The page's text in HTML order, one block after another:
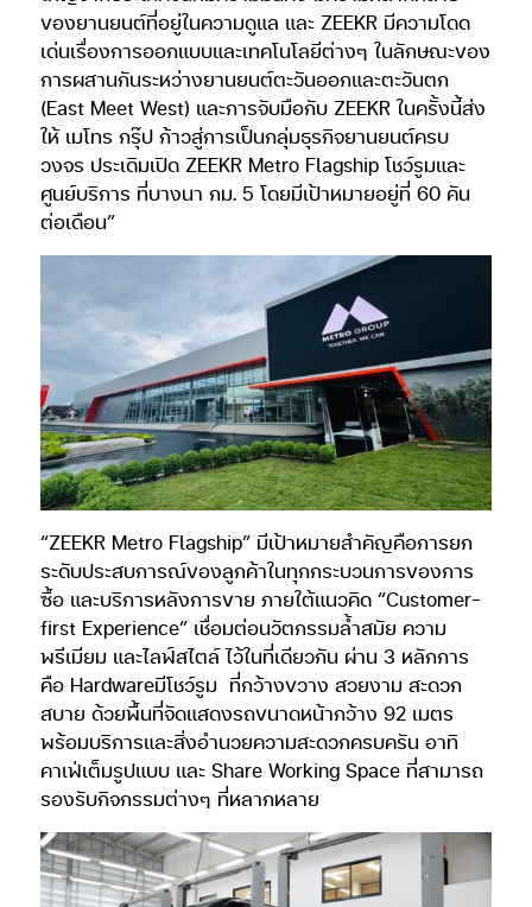
ของยานยนต์ที่อยู่ในความดูแล และ ZEEKR มีความโดด
เด่นเรื่องการออกแบบและเทคโนโลยีต่างๆ ในลักษณะของ
การผสานกันระหว่างยานยนต์ตะวันออกและตะวันตก
(East Meet West) และการจับมือกับ ZEEKR ในครั้งนี้ส่ง
ให้ เมโทร กรุ๊ป ก้าวสู่การเป็นกลุ่มธุรกิจยานยนต์ครบ
วงจร ประเดิมเปิด ZEEKR Metro Flagship โชว์รูมและ
ศูนย์บริการ ที่บางนา กม. 5 โดยมีเป้าหมายอยู่ที่ 60 คัน
ต่อเดือน”
“ZEEKR Metro Flagship” มีเป้าหมายสำคัญคือการยก
ระดับประสบการณ์ของลูกค้าในทุกกระบวนการของการ
ซื้อ และบริการหลังการขาย ภายใต้แนวคิด “Customer-
first Experience” เชื่อมต่อนวัตกรรมล้ำสมัย ความ
พรีเมียม และไลฟ์สไตล์ ไว้ในที่เดียวกัน ผ่าน 3 หลักการ
คือ Hardwareมีโชว์รูม ที่กว้างขวาง สวยงาม สะดวก
สบาย ด้วยพื้นที่จัดแสดงรถขนาดหน้ากว้าง 92 เมตร
พร้อมบริการและสิ่งอำนวยความสะดวกครบครัน อาทิ
คาเฟ่เต็มรูปแบบ และ Share Working Space ที่สามารถ
รองรับกิจกรรมต่างๆ ที่หลากหลาย